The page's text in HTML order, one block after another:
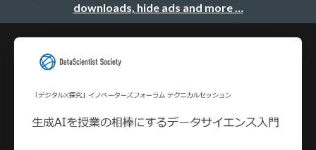
downloads, hide ads and more …